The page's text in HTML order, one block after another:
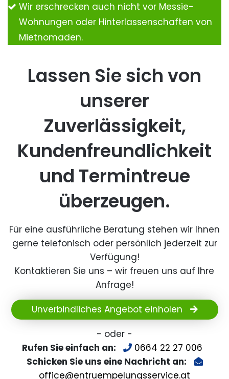
Wir erschrecken auch nicht vor Messie-
Wohnungen oder Hinterlassenschaften von
Mietnomaden.
Lassen Sie sich von
unserer
Zuverlässigkeit,
Kundenfreundlichkeit
und Termintreue
überzeugen.
Für eine ausführliche Beratung stehen wir Ihnen
gerne telefonisch oder persönlich jederzeit zur
Verfügung!
Kontaktieren Sie uns – wir freuen uns auf Ihre
Anfrage!
Unverbindliches Angebot einholen
- oder -
Rufen Sie einfach an:
0664 22 27 006
Schicken Sie uns eine Nachricht an:
office@entruempelungsservice.at